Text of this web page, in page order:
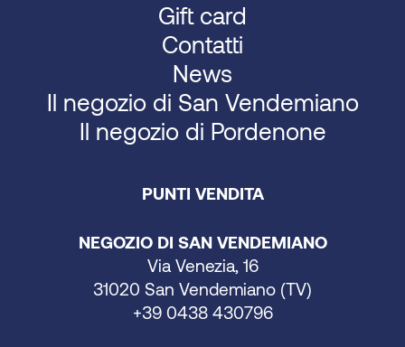
Gift card
Contatti
News
Il negozio di San Vendemiano
Il negozio di Pordenone
PUNTI VENDITA
NEGOZIO DI SAN VENDEMIANO
Via Venezia, 16
31020 San Vendemiano (TV)
+39 0438 430796